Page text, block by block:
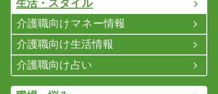
生活・スタイル
介護職向けマネー情報
介護職向け生活情報
介護職向け占い